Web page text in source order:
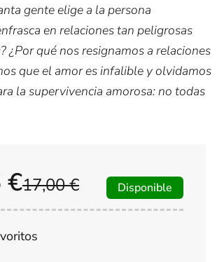
gente elige a la persona
en relaciones tan peligrosas
¿Por qué nos resignamos a relaciones
que el amor es infalible y olvidamos
la supervivencia amorosa: no todas
17,00 €
€ Disponible